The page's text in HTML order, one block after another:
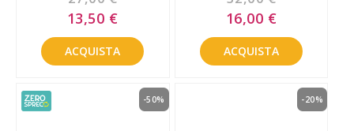
Special
Price
13,50 €
ACQUISTA
Special
Price
16,00 €
ACQUISTA
-50% -20%